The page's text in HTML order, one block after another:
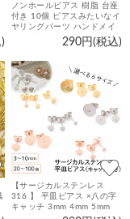
ノンホールピアス 樹脂 台座
付き 10個 ピアスみたいなイ
ヤリングパーツ ハンドメイ
ド 材料 アクセサリーパーツ
290円(税込)
【サージカルステンレス
316 】 平皿ピアス ×八の字
キャッチ 3mm 4mm 5mm
6mm 8mm 10mm ゴールド